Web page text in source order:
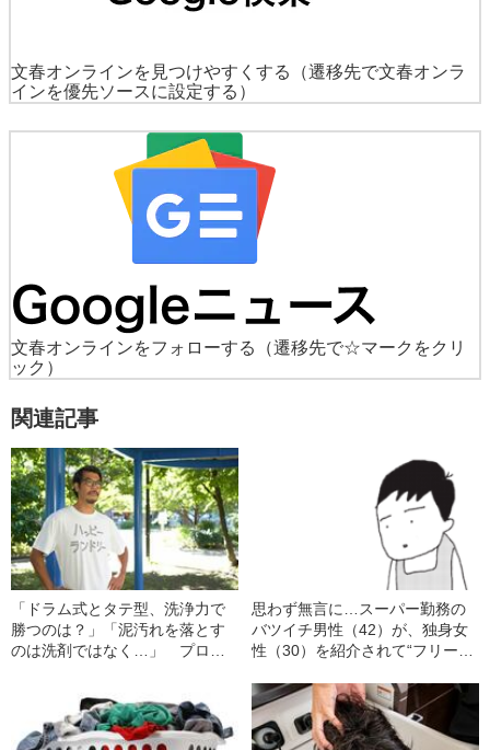
文春オンラインを見つけやすくする
（遷移先で文春オンラ
インを優先ソースに設定する）
文春オンラインをフォローする
（遷移先で☆マークをクリ
ック）
関連記事
「ドラム式とタテ型、洗浄力で
勝つのは？」「泥汚れを落とす
のは洗剤ではなく…」 プロが
思わず無言に…スーパー勤務の
バツイチ男性（42）が、独身女
性（30）を紹介されて“フリー